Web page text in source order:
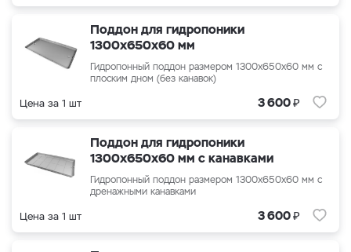
Поддон для гидропоники
1300x650x60 мм
Гидропонный поддон размером 1300x650x60 мм с
плоским дном (без канавок)
Цена за 1 шт 3 600₽
Поддон для гидропоники
1300x650x60 мм с канавками
Гидропонный поддон размером 1300x650x60 мм с
дренажными канавками
Цена за 1 шт 3 600₽